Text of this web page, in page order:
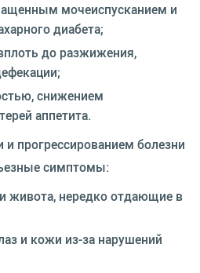
мочеиспусканием и
диабета;
до разжижения,
снижением
аппетита.
и прогрессированием болезни
симптомы:
живота, нередко отдающие в
и кожи из-за нарушений